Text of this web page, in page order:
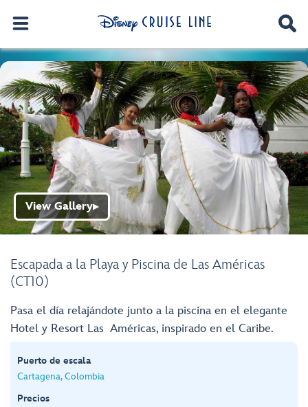
Escapada a la Playa y Piscina de Las Américas
(CT10)
View Gallery▶
Pasa el día relajándote junto a la piscina en el elegante
Hotel y Resort Las Américas, inspirado en el Caribe.
Puerto de escala
Cartagena, Colombia
Precios